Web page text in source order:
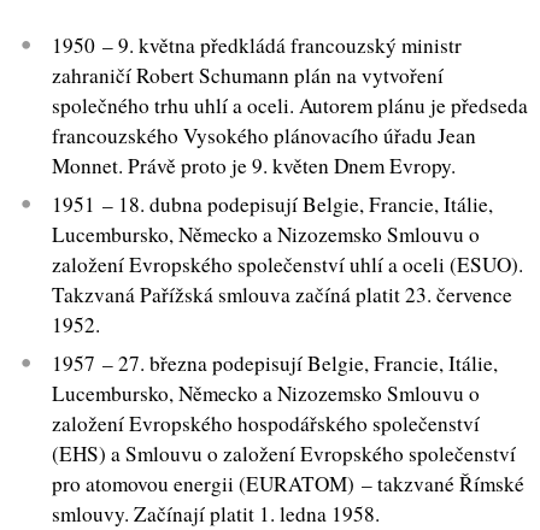
1950 – 9. května předkládá francouzský ministr
zahraničí Robert Schumann plán na vytvoření
společného trhu uhlí a oceli. Autorem plánu je předseda
francouzského Vysokého plánovacího úřadu Jean
Monnet. Právě proto je 9. květen Dnem Evropy.
1951 – 18. dubna podepisují Belgie, Francie, Itálie,
Lucembursko, Německo a Nizozemsko Smlouvu o
založení Evropského společenství uhlí a oceli (ESUO).
Takzvaná Pařížská smlouva začíná platit 23. července
1952.
1957 – 27. března podepisují Belgie, Francie, Itálie,
Lucembursko, Německo a Nizozemsko Smlouvu o
založení Evropského hospodářského společenství
(EHS) a Smlouvu o založení Evropského společenství
pro atomovou energii (EURATOM) – takzvané Římské
smlouvy. Začínají platit 1. ledna 1958.